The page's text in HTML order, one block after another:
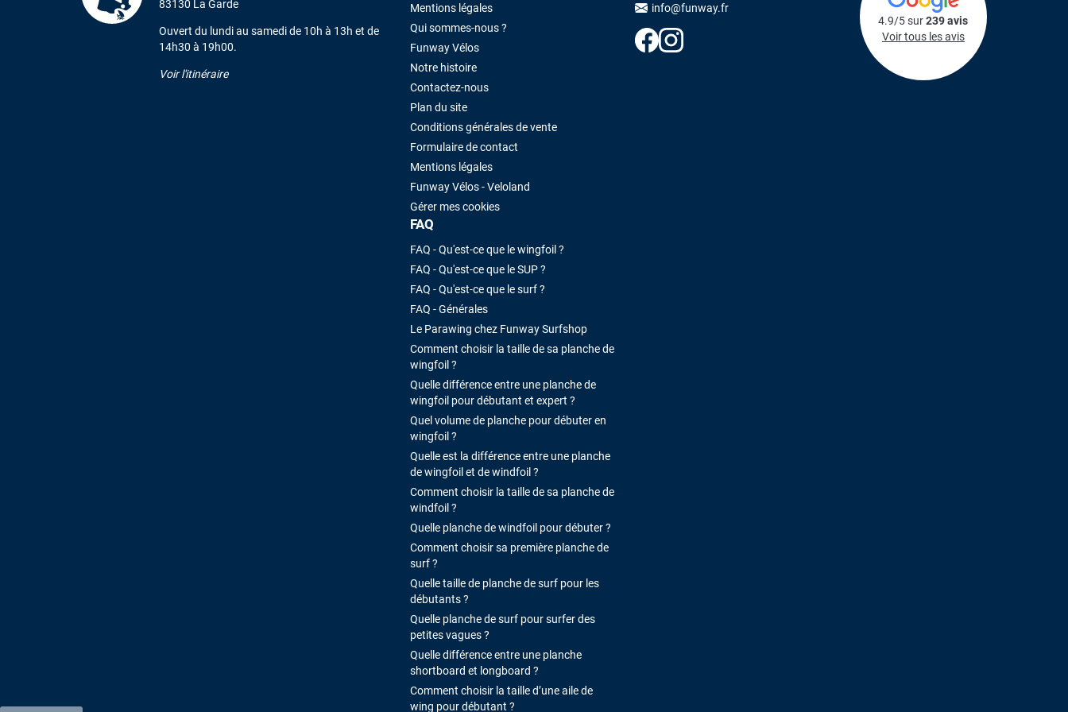
83130 La Garde
Ouvert du lundi au samedi de 10h à 13h et de
14h30 à 19h00.
Voir l'itinéraire
Mentions légales
Qui sommes-nous ?
Funway Vélos
Notre histoire
Contactez-nous
Plan du site
Conditions générales de vente
Formulaire de contact
Mentions légales
Funway Vélos - Veloland
Gérer mes cookies
FAQ
FAQ - Qu'est-ce que le wingfoil ?
FAQ - Qu'est-ce que le SUP ?
FAQ - Qu'est-ce que le surf ?
FAQ - Générales
Le Parawing chez Funway Surfshop
Comment choisir la taille de sa planche de
wingfoil ?
Quelle différence entre une planche de
wingfoil pour débutant et expert ?
Quel volume de planche pour débuter en
wingfoil ?
Quelle est la différence entre une planche
de wingfoil et de windfoil ?
Comment choisir la taille de sa planche de
windfoil ?
Quelle planche de windfoil pour débuter ?
Comment choisir sa première planche de
surf ?
Quelle taille de planche de surf pour les
débutants ?
Quelle planche de surf pour surfer des
petites vagues ?
Quelle différence entre une planche
shortboard et longboard ?
Comment choisir la taille d’une aile de
wing pour débutant ?
info@funway.fr
4.9/5 sur239 avis
Voir tous les avis
Maronui RICHMOND
il y a 3 mois
J'ai acheté une voile d'occasion depuis Tahiti. Super service. L'envoi a
été rapide. La voile est arrivée en super état. Mauruuru roa.
VOIR TOUS LES AVIS